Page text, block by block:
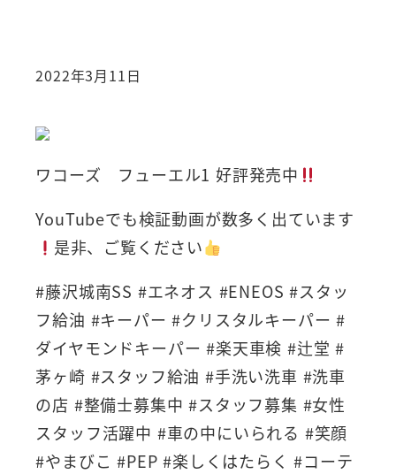
2022年3月11日
ワコーズ フューエル1 好評発売中
YouTubeでも検証動画が数多く出ています
是非、ご覧ください
#藤沢城南SS #エネオス #ENEOS #スタッ
フ給油 #キーパー #クリスタルキーパー #
ダイヤモンドキーパー #楽天車検 #辻堂 #
茅ヶ崎 #スタッフ給油 #手洗い洗車 #洗車
の店 #整備士募集中 #スタッフ募集 #女性
スタッフ活躍中 #車の中にいられる #笑顔
#やまびこ #PEP #楽しくはたらく #コーテ